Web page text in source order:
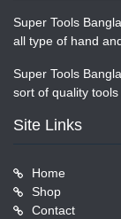
Super Tools
all type of hand
Super Tools
sort of quality
Site Links
Home
Shop
Contact